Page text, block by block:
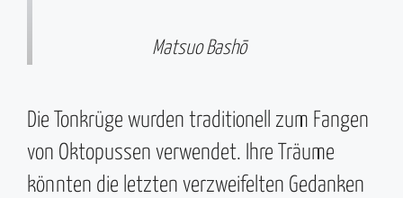
Matsuo Bashō
Die Tonkrüge wurden traditionell zum Fangen
von Oktopussen verwendet. Ihre Träume
könnten die letzten verzweifelten Gedanken